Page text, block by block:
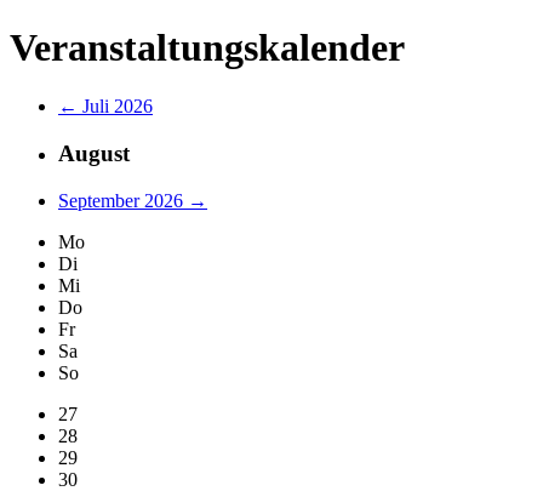
Veranstaltungskalender
← Juli 2026
August
September 2026 →
Mo
Di
Mi
Do
Fr
Sa
So
27
28
29
30